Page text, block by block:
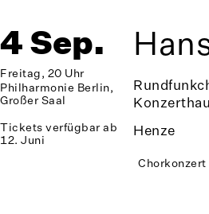
4 Sep.
Freitag, 20 Uhr
Philharmonie Berlin,
Großer Saal
Tickets verfügbar ab
12. Juni
Henze
Chorkonzert